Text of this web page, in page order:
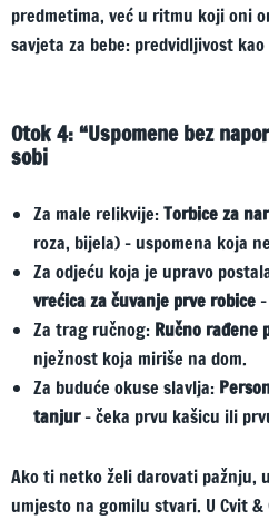
predmetima, već u ritmu koji oni
savjeta za bebe: predvidljivost
Otok 4: “Uspomene bez
sobi
Za male relikvije:Torbice za
roza, bijela) – uspomena koja
Za odjeću koja je upravo
vrećica za čuvanje prve robice
Za trag ručnog: Ručno rađene
nježnost koja miriše na dom.
Za buduće okuse slavlja:
tanjur– čeka prvu kašicu ili
Ako ti netko želi darovati pažnju,
umjesto na gomilu stvari. U Cvit